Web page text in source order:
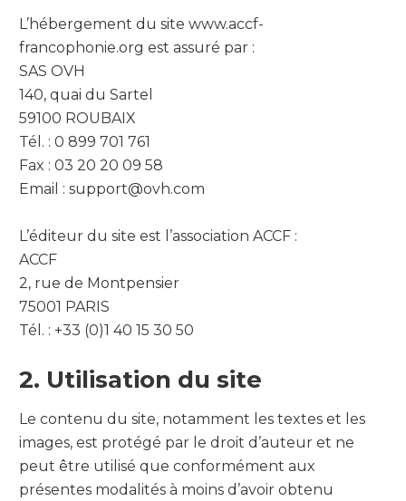
L’hébergement du site www.accf-
francophonie.org est assuré par :
SAS OVH
140, quai du Sartel
59100 ROUBAIX
Tél. : 0 899 701 761
Fax : 03 20 20 09 58
Email : support@ovh.com
L’éditeur du site est l’association ACCF :
ACCF
2, rue de Montpensier
75001 PARIS
Tél. : +33 (0)1 40 15 30 50
2. Utilisation du site
Le contenu du site, notamment les textes et les
images, est protégé par le droit d’auteur et ne
peut être utilisé que conformément aux
présentes modalités à moins d’avoir obtenu